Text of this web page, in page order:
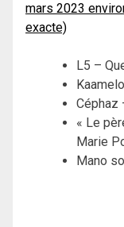
mars 2023
exacte)
L5 –
Céphaz
« Le
Marie
Mano